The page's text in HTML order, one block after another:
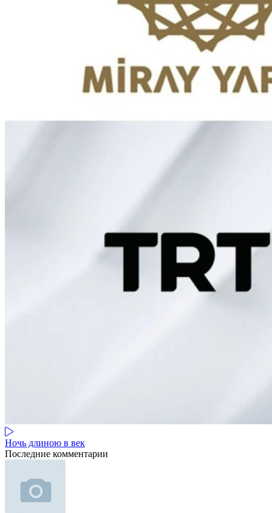
Ночь длиною в век
Последние комментарии